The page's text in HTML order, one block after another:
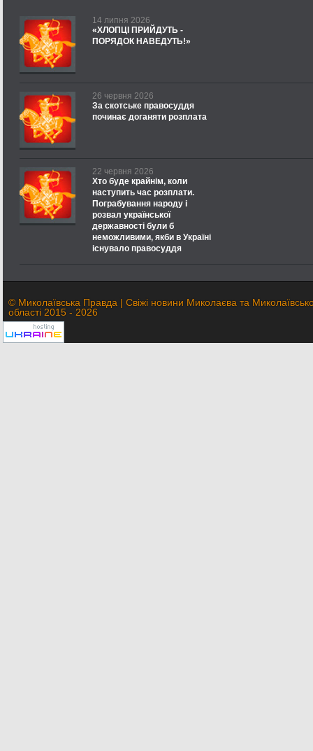
14 липня 2026
«ХЛОПЦІ ПРИЙДУТЬ -
ПОРЯДОК НАВЕДУТЬ!»
26 червня 2026
За скотське правосуддя
починає доганяти розплата
22 червня 2026
Хто буде крайнім, коли
наступить час розплати.
Пограбування народу і
розвал української
державності були б
неможливими, якби в Україні
існувало правосуддя
© Миколаївська Правда | Свіжі новини Миколаєва та
області 2015 - 2026